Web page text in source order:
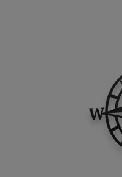
nowoczesnym
stanowi doskonałe